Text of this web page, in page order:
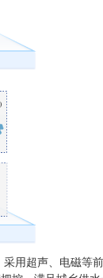
用超声、电磁等